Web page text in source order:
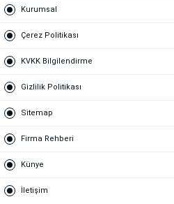
Kurumsal
Çerez Politikası
KVKK Bilgilendirme
Gizlilik Politikası
Sitemap
Firma Rehberi
Künye
İletişim